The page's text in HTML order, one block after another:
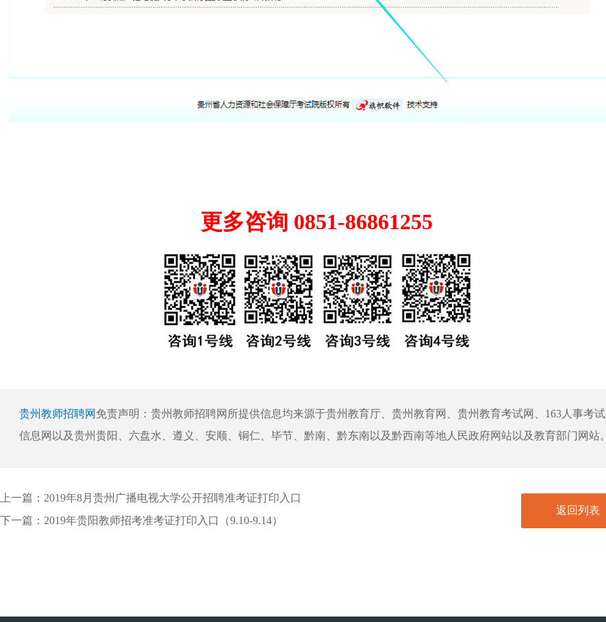
更多咨询 0851-86861255
贵州教师招聘网 免责声明：贵州教师招聘网所提供信息均来源于贵州教育厅、贵州教育网、贵州教育考试网、163人事考试
信息网以及贵州贵阳、六盘水、遵义、安顺、铜仁、毕节、黔南、黔东南以及黔西南等地人民政府网站以及教育部门网站。
上一篇： 2019年8月贵州广播电视大学公开招聘准考证打印入口
下一篇： 2019年贵阳教师招考准考证打印入口（9.10-9.14）